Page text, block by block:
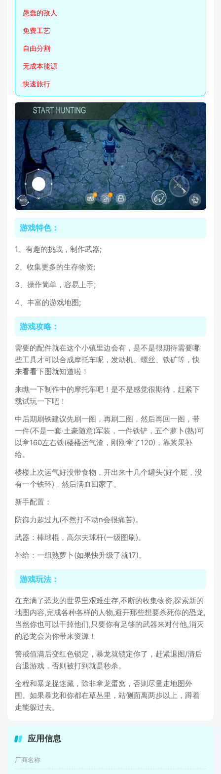
愚蠢的敌人
免费工艺
自由分割
无成本能源
快速旅行
游戏特色：
1、有趣的挑战，制作武器;
2、收集更多的生存物资;
3、操作简单，容易上手;
4、丰富的游戏地图;
游戏攻略：
需要的配件就在这个小镇里边会有，是不是很期待需要哪
些工具才可以合成摩托车呢，发动机、螺丝、铁矿等，快
来看看下图就知道啦！
来瞧一下制作中的摩托车吧！是不是感觉很期待，赶紧下
载试玩一下吧！
中后期刷铁建议先刷一图，再刷二图，然后再回一图，带
一件(不是一套·土豪随意)军装，一件铁铲，五个萝卜(熟)可
以拿160左右铁(楼楼运气渣，刚刚拿了120)，靠浆果补
给。
楼楼上次运气好没带食物，开出来十几个罐头(好个屁，没
有一个铁环)，然后满血回家了。
新手配置：
防御力超过九(不然打不动n会很痛苦)。
武器：棒球棍，高尔夫球杆(一级图刷)。
补给：一组熟萝卜(如果快升级了就17)。
游戏玩法：
在充满了恐龙的世界里艰难生存,不断的收集物资,探索新的
地图内容,完成各种各样的人物,避开那些想要杀死你的恐龙,
当然你也可以干掉他们,只要你有足够的武器来对付他,消灭
的恐龙会为你带来资源！
警戒值满后变红色锁定，暴龙就锁定你了，赶紧退图/清后
台退游戏，否则被打到就是秒杀。
全程和暴龙捉迷藏，除非拿龙蛋窝，否则尽量走地图外
围。如果暴龙和你都在草丛里，站侧面离两步以上，蹲着
走能躲过去。
应用信息
厂商名称